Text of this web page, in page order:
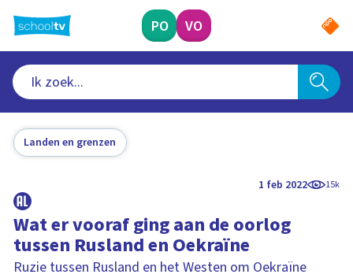
naar
hoofdinhoud
PO VO
Landen en grenzen
1 feb 2022 15k
Wat er vooraf ging aan de oorlog
tussen Rusland en Oekraïne
Ruzie tussen Rusland en het Westen om Oekraïne